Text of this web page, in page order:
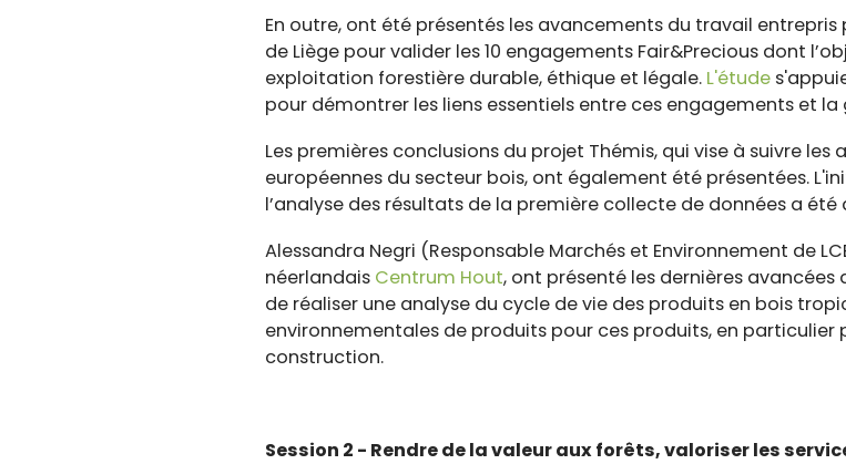
En outre, ont été présentés les avancements du travail
de Liège pour valider les 10 engagements Fair&Precious dont
exploitation forestière durable, éthique et légale. L'étude
pour démontrer les liens essentiels entre ces engagements et
Les premières conclusions du projet Thémis, qui vise à suivre
européennes du secteur bois, ont également été présentées.
l’analyse des résultats de la première collecte de données a été
Alessandra Negri (Responsable Marchés et Environnement de
néerlandais Centrum Hout, ont présenté les dernières avancées
de réaliser une analyse du cycle de vie des produits en bois
environnementales de produits pour ces produits, en particulier
construction.
Session 2 - Rendre de la valeur aux forêts, valoriser les